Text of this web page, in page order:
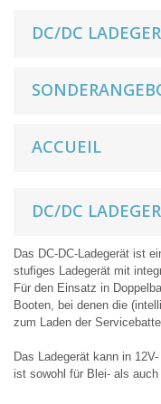
DC/DC
ACCUEIL
DC/DC
Das DC-DC-Ladegerät ist
stufiges Ladegerät mit
Für den Einsatz in
Booten, bei denen die
zum Laden der
Das Ladegerät kann in
ist sowohl für Blei- als